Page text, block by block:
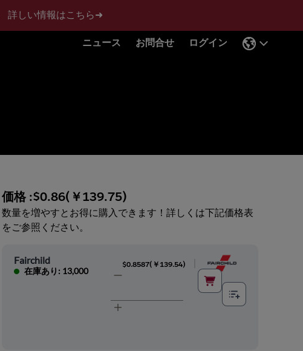
詳しい情報はこちら➜
ニュース お問合せ ログイン
価格 :$0.86(￥139.75)
数量を増やすとお得に購入できます！詳しくは下記価格表
をご参照ください。
Fairchild
在庫あり: 13,000
$0.8587( ￥139.54)